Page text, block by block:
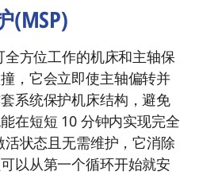
(MSP)
方位工作的机床和主轴保
，它会立即使主轴偏转并
系统保护机床结构，避免
在短短 10 分钟内实现完全
状态且无需维护，它消除
以从第一个循环开始就安